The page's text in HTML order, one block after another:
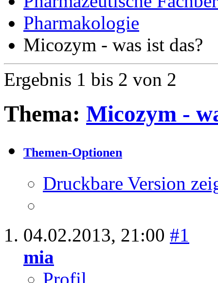
Forum
Pharmazeutische
Pharmakologie
Micozym - was ist das?
Thema: Micozym -
Themen-Optionen
Druckbare Version